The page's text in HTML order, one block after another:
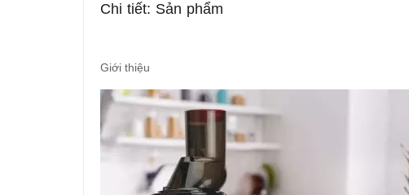
Chi tiết: Sản phẩm
Giới thiệu